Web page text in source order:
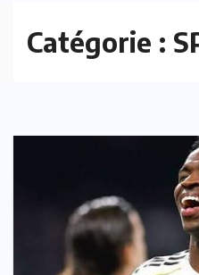
Catégorie :